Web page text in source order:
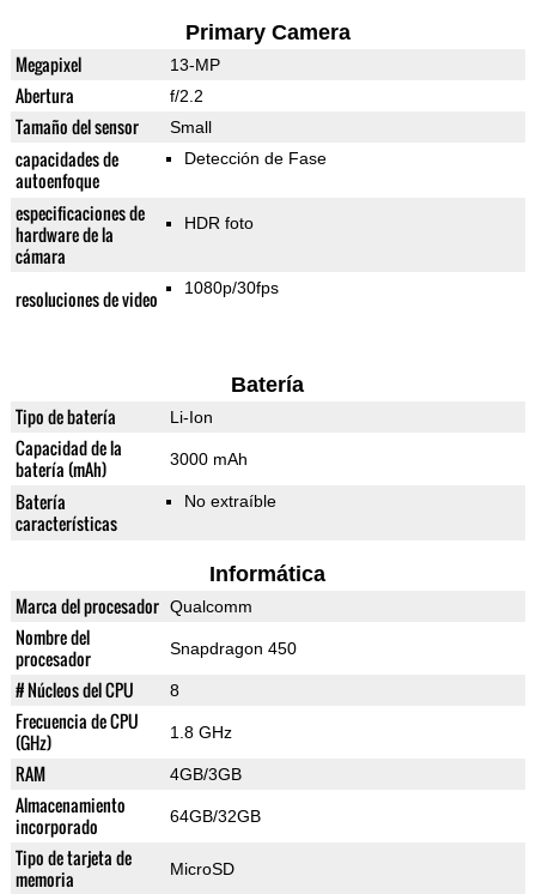
Primary Camera
Megapixel 13-MP
Abertura f/2.2
Tamaño del sensor Small
capacidades de
autoenfoque
Detección de Fase
especificaciones de
hardware de la
cámara
HDR foto
resoluciones de video 1080p/30fps
Batería
Tipo de batería Li-Ion
Capacidad de la
batería (mAh)
3000 mAh
Batería
características
No extraíble
Informática
Marca del procesador Qualcomm
Nombre del
procesador
Snapdragon 450
# Núcleos del CPU 8
Frecuencia de CPU
(GHz)
1.8 GHz
RAM 4GB/3GB
Almacenamiento
incorporado
64GB/32GB
Tipo de tarjeta de
memoria
MicroSD